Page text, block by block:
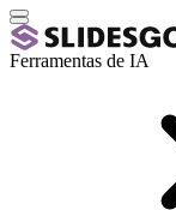
Ferramentas de IA